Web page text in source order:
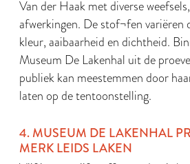
Van der Haak met diverse
afwerkingen. De stof¬fen variëren
kleur, aaibaarheid en dichtheid.
Museum De Lakenhal uit de
publiek kan meestemmen door
laten op de tentoonstelling.
4. MUSEUM DE LAKENHAL
MERK LEIDS LAKEN